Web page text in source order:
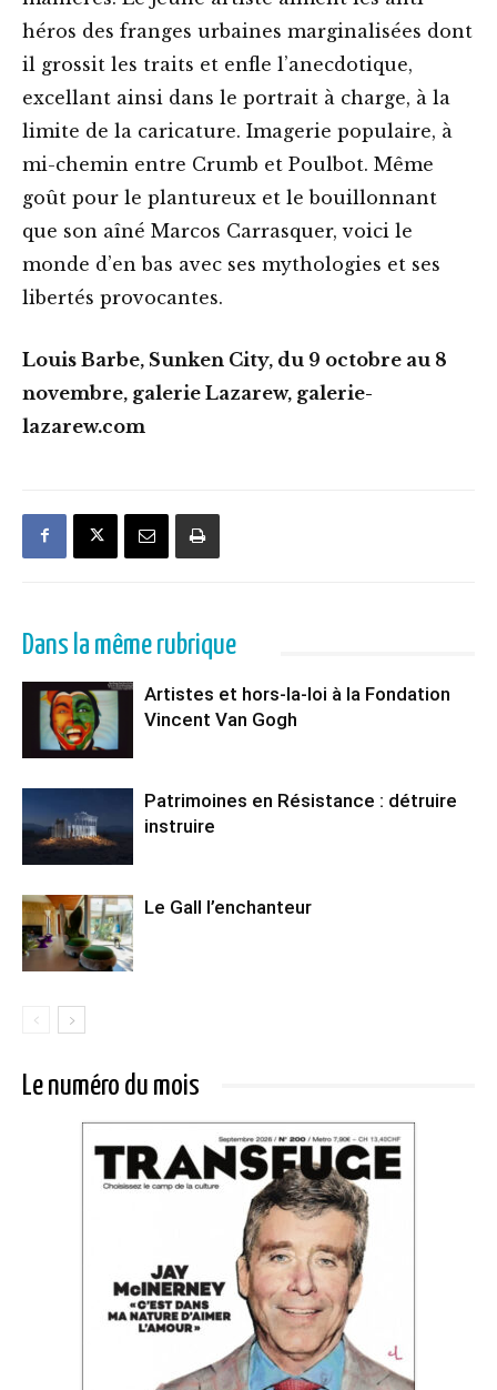
héros des franges urbaines marginalisées dont
il grossit les traits et enfle l’anecdotique,
excellant ainsi dans le portrait à charge, à la
limite de la caricature. Imagerie populaire, à
mi-chemin entre Crumb et Poulbot. Même
goût pour le plantureux et le bouillonnant
que son aîné Marcos Carrasquer, voici le
monde d’en bas avec ses mythologies et ses
libertés provocantes.
Louis Barbe, Sunken City, du 9 octobre au 8
novembre, galerie Lazarew, galerie-
lazarew.com
Dans la même rubrique
Artistes et hors-la-loi à la Fondation
Vincent Van Gogh
Patrimoines en Résistance : détruire
instruire
Le Gall l’enchanteur
Le numéro du mois